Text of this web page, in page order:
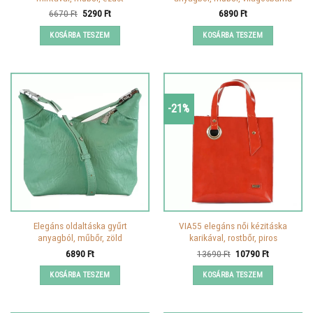
6670Ft Original
was:
6670 Ft.
5290FtCurrent
KOSÁRBA TESZEM
6890Ft
KOSÁRBA TESZEM
Elegáns oldaltáska gyűrt
anyagból, műbőr, zöld
6890Ft
KOSÁRBA TESZEM
-21%
VIA55 elegáns női kézitáska
karikával, rostbőr, piros
13690Ft Original
was:
13690 Ft.
10790FtCurrent
KOSÁRBA TESZEM